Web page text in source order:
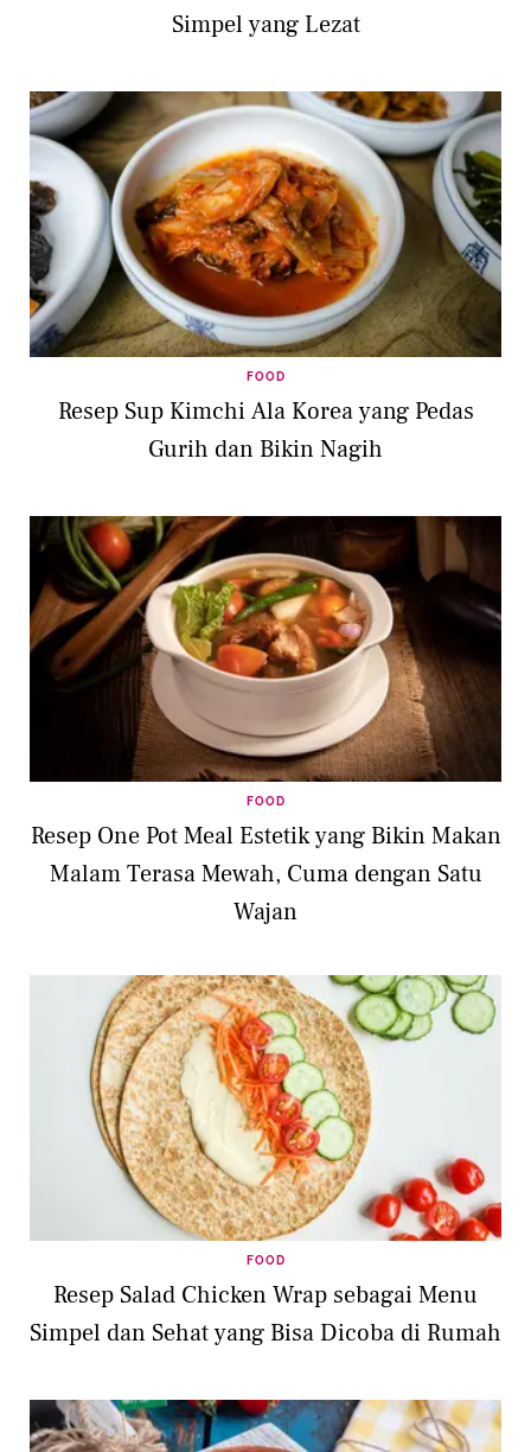
Simpel yang Lezat
FOOD
Resep Sup Kimchi Ala Korea yang Pedas
Gurih dan Bikin Nagih
FOOD
Resep One Pot Meal Estetik yang Bikin Makan
Malam Terasa Mewah, Cuma dengan Satu
Wajan
FOOD
Resep Salad Chicken Wrap sebagai Menu
Simpel dan Sehat yang Bisa Dicoba di Rumah